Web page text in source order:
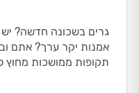
גרים בשכונה חדשה? יש
אמנות יקר ערך? אתם
תקופות ממושכות מחוץ